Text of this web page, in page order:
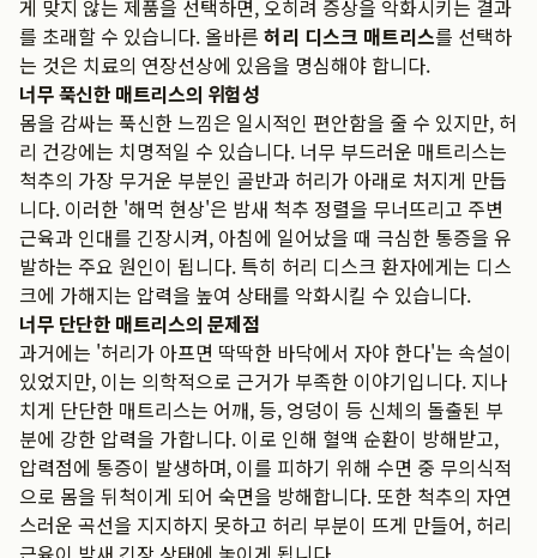
게 맞지 않는 제품을 선택하면, 오히려 증상을 악화시키는 결과
를 초래할 수 있습니다. 올바른 허리 디스크 매트리스를 선택하
는 것은 치료의 연장선상에 있음을 명심해야 합니다.
너무 푹신한 매트리스의 위험성
몸을 감싸는 푹신한 느낌은 일시적인 편안함을 줄 수 있지만, 허
리 건강에는 치명적일 수 있습니다. 너무 부드러운 매트리스는
척추의 가장 무거운 부분인 골반과 허리가 아래로 처지게 만듭
니다. 이러한 '해먹 현상'은 밤새 척추 정렬을 무너뜨리고 주변
근육과 인대를 긴장시켜, 아침에 일어났을 때 극심한 통증을 유
발하는 주요 원인이 됩니다. 특히 허리 디스크 환자에게는 디스
크에 가해지는 압력을 높여 상태를 악화시킬 수 있습니다.
너무 단단한 매트리스의 문제점
과거에는 '허리가 아프면 딱딱한 바닥에서 자야 한다'는 속설이
있었지만, 이는 의학적으로 근거가 부족한 이야기입니다. 지나
치게 단단한 매트리스는 어깨, 등, 엉덩이 등 신체의 돌출된 부
분에 강한 압력을 가합니다. 이로 인해 혈액 순환이 방해받고,
압력점에 통증이 발생하며, 이를 피하기 위해 수면 중 무의식적
으로 몸을 뒤척이게 되어 숙면을 방해합니다. 또한 척추의 자연
스러운 곡선을 지지하지 못하고 허리 부분이 뜨게 만들어, 허리